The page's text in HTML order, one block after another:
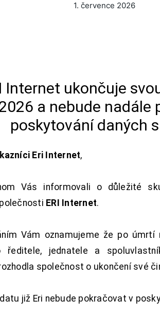
1. července 2026
Internet ukončuje
a nebude nadále
poskytování daných
Eri Internet,
Vás informovali o důležité
ERI Internet.
Vám oznamujeme že po úmrtí
ředitele, jednatele a
společnost o ukončení své
již Eri nebude pokračovat v